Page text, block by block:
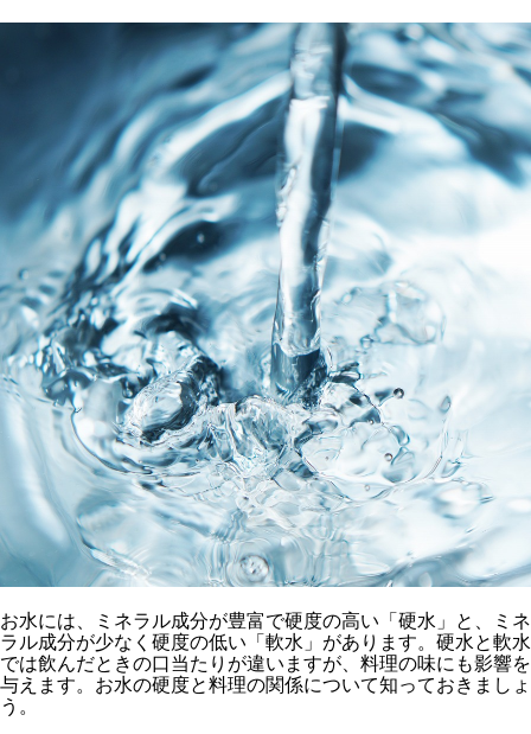
お水には、ミネラル成分が豊富で硬度の高い「硬水」と、ミネ
ラル成分が少なく硬度の低い「軟水」があります。硬水と軟水
では飲んだときの口当たりが違いますが、料理の味にも影響を
与えます。お水の硬度と料理の関係について知っておきましょ
う。